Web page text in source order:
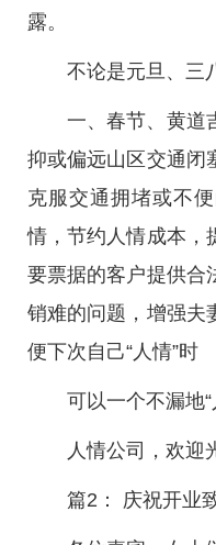
露。
不论是元旦、三
一、春节、黄道
抑或偏远山区交通闭
克服交通拥堵或不
情，节约人情成本，
要票据的客户提供合
销难的问题，增强夫
便下次自己“人情”时
可以一个不漏地“
人情公司，欢迎
篇2： 庆祝开业